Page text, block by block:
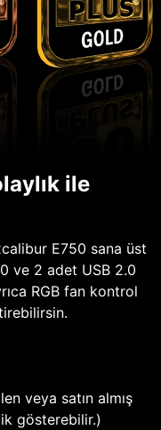
ile
E750 sana üst
ve 2 adet USB 2.0
RGB fan kontrol
veya satın almış
gösterebilir.)